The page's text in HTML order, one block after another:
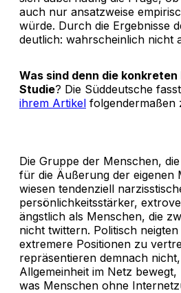
auch nur ansatzweise
würde. Durch die Ergebnisse
deutlich: wahrscheinlich nicht
Was sind denn die konkreten
Studie? Die Süddeutsche
ihrem Artikel folgendermaßen
Die Gruppe der Menschen,
für die Äußerung der eigenen
wiesen tendenziell
persönlichkeitsstärker,
ängstlich als Menschen, die
nicht twittern. Politisch
extremere Positionen zu
repräsentieren demnach
Allgemeinheit im Netz
was Menschen ohne